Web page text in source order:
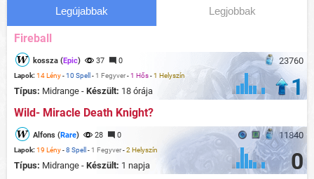
Legújabbak Legjobbak
Fireball
23760
kossza (Epic) 37 0
Lapok: 14 Lény-10 Spell - 1 Fegyver-1 Hős-1 Helyszín
Típus: Midrange - Készült: 18 órája 1
Wild- Miracle Death Knight?
11840
Alfons (Rare) 28 0
Lapok: 19 Lény-8 Spell - 1 Fegyver-2 Helyszín
Típus: Midrange - Készült: 1 napja 0